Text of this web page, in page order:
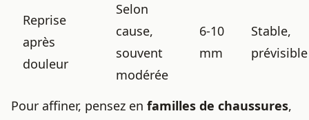
Reprise
après
douleur
Selon
cause,
souvent
modérée
6-10
mm
Stable,
prévisible
Pour affiner, pensez en familles de chaussures,